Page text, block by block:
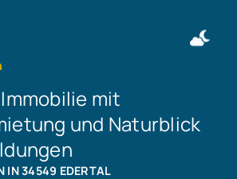
mit
und Naturblick
IN 34549 EDERTAL